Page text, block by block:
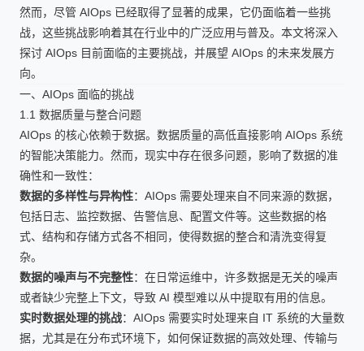
然而，尽管 AIOps 已经取得了显著的成果，它仍面临着一些挑
战，这些挑战影响着其在行业中的广泛应用与普及。本文将深入
探讨 AIOps 目前面临的主要挑战，并展望 AIOps 的未来发展方
向。
一、AIOps 面临的挑战
1.1 数据质量与整合问题
AIOps 的核心依赖于数据。数据质量的高低直接影响 AIOps 系统
的智能决策能力。然而，现实中存在很多问题，影响了数据的准
确性和一致性：
数据的多样性与异构性：AIOps 需要处理来自不同来源的数据，
包括日志、监控数据、告警信息、配置文件等。这些数据的格
式、结构和存储方式各不相同，使得数据的整合和清洗变得复
杂。
数据的噪声与不完整性：在日常运维中，许多数据是无关的噪声
或者缺少完整上下文，导致 AI 模型难以从中提取有用的信息。
实时数据处理的挑战：AIOps 需要实时处理来自 IT 系统的大量数
据，尤其是在分布式环境下，如何保证数据的高效处理、传输与